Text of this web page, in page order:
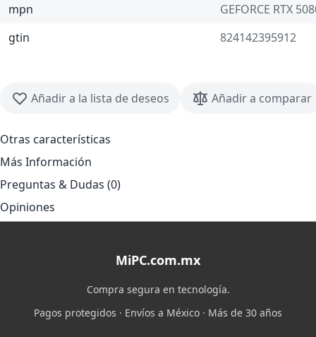
mpn
GEFORCE RTX
gtin
824142395912
Añadir a la lista de deseos Añadir a comparar
Otras características
Más Información
Preguntas & Dudas (0)
Opiniones
MiPC.com.mx
Compra segura en tecnología.
Pagos protegidos · Envíos a México · Más de 30 años